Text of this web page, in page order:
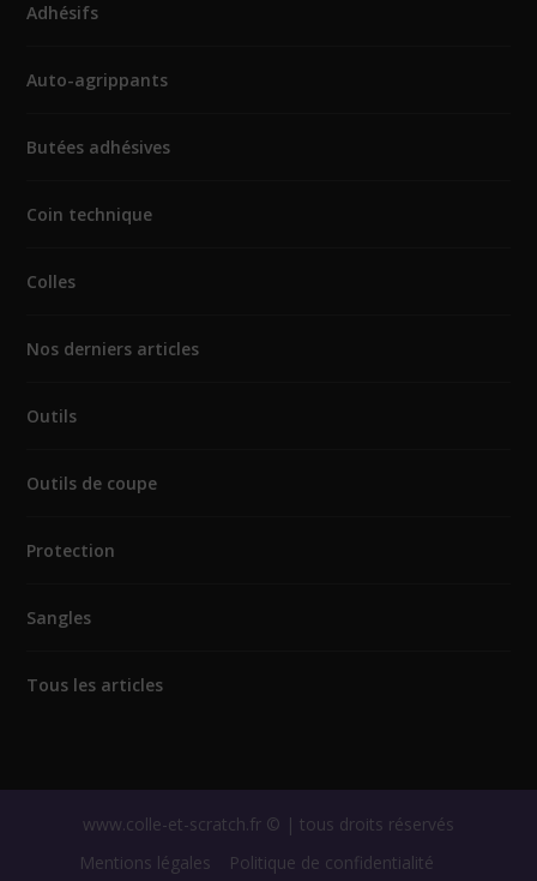
Adhésifs
Auto-agrippants
Butées adhésives
Coin technique
Colles
Nos derniers articles
Outils
Outils de coupe
Protection
Sangles
Tous les articles
www.colle-et-scratch.fr © | tous droits réservés
Mentions légales
Politique de confidentialité